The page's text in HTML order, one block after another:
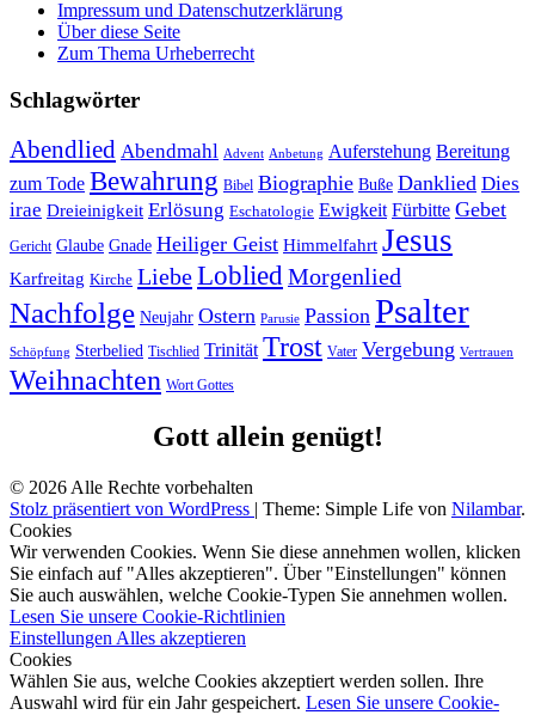
Impressum und Datenschutzerklärung
Über diese Seite
Zum Thema Urheberrecht
Schlagwörter
Abendlied Abendmahl Advent Anbetung Auferstehung Bereitung
zum Tode Bewahrung Bibel Biographie Buße Danklied Dies
irae Dreieinigkeit Erlösung Eschatologie Ewigkeit Fürbitte Gebet
Gericht Glaube Gnade Heiliger Geist Himmelfahrt Jesus
Karfreitag Kirche LiebeLobliedMorgenlied
Nachfolge Neujahr Ostern Parusie Passion Psalter
Schöpfung Sterbelied Tischlied Trinität Trost Vater Vergebung Vertrauen
Weihnachten Wort Gottes
Gott allein genügt!
© 2026 Alle Rechte vorbehalten
Stolz präsentiert von WordPress | Theme: Simple Life von Nilambar.
Cookies
Wir verwenden Cookies. Wenn Sie diese annehmen wollen, klicken
Sie einfach auf "Alles akzeptieren". Über "Einstellungen" können
Sie auch auswählen, welche Cookie-Typen Sie annehmen wollen.
Lesen Sie unsere Cookie-Richtlinien
Einstellungen Alles akzeptieren
Cookies
Wählen Sie aus, welche Cookies akzeptiert werden sollen. Ihre
Auswahl wird für ein Jahr gespeichert. Lesen Sie unsere Cookie-